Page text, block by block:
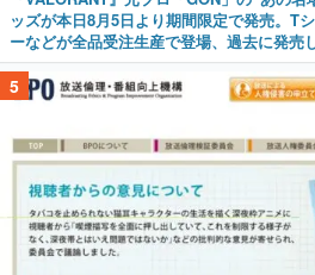
ッズが本日8月5日より期間限定で発売。T
ーなどが全品受注生産で登場、過去に発売
5